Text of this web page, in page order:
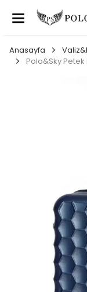
Anasayfa
Polo&Sky